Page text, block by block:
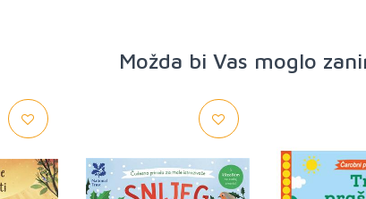
Možda bi Vas moglo